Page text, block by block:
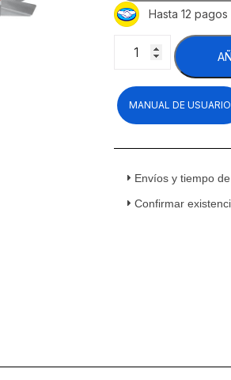
Hasta 12
Laminadora
de
Piso
Reversible
MANUAL DE USUARIO
Envíos y tiempo
Confirmar